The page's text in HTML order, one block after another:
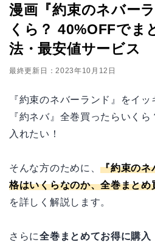
漫画『約束のネバー
くら？ 40%OFFでま
法・最安値サービス
最終更新日：2023年10月12日
『約束のネバーランド』をイッ
『約ネバ』全巻買ったらいく
入れたい！
そんな方のために、『約束のネ
格はいくらなのか、全巻まと
を詳しく解説します。
さらに全巻まとめてお得に購入